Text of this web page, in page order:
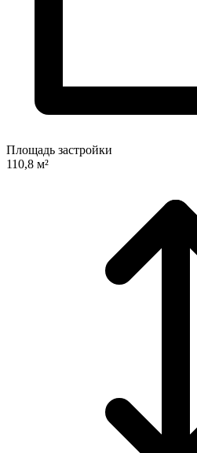
Площадь застройки
110,8 м²